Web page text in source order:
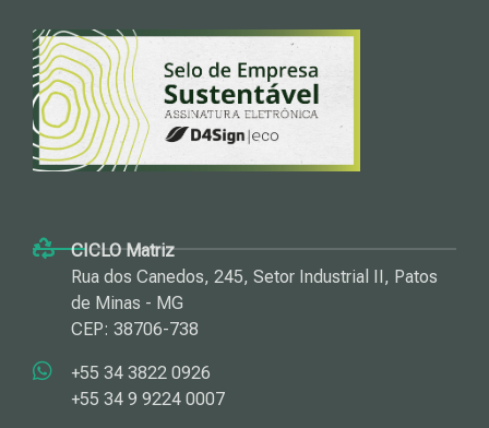
CICLO Matriz
Rua dos Canedos, 245, Setor Industrial II, Patos
de Minas - MG
CEP: 38706-738
+55 34 3822 0926
+55 34 9 9224 0007